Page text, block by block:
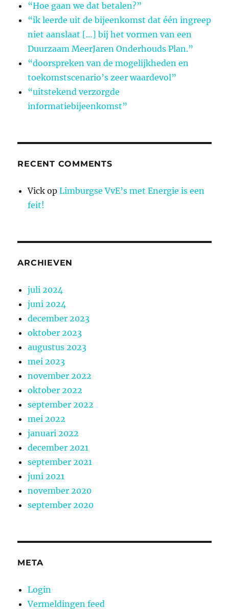
“Hoe gaan we dat betalen?”
“ik leerde uit de bijeenkomst dat één ingreep
niet aanslaat […] bij het vormen van een
Duurzaam MeerJaren Onderhouds Plan.”
“doorspreken van de mogelijkheden en
toekomstscenario’s zeer waardevol”
“uitstekend verzorgde
informatiebijeenkomst”
RECENT COMMENTS
Vick opLimburgse VvE’s met Energie is een
feit!
ARCHIEVEN
juli 2024
juni 2024
december 2023
oktober 2023
augustus 2023
mei 2023
november 2022
oktober 2022
september 2022
mei 2022
januari 2022
december 2021
september 2021
juni 2021
november 2020
september 2020
META
Login
Vermeldingen feed